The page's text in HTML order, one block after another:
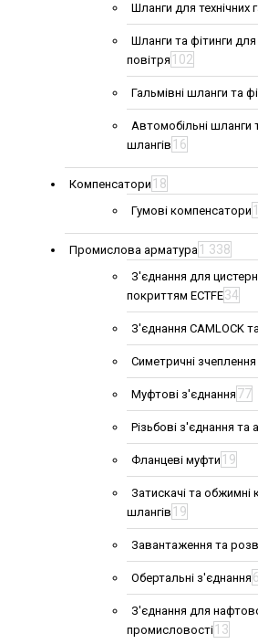
Шланги для технічних
Шланги та фітинги
повітря 102
Гальмівні шланги та
Автомобільні шланги
шлангів 16
Компенсатори 18
Гумові компенсатори
Промислова арматура 1 338
З'єднання для
покриттям ECTFE34
З'єднання CAMLOCK
Симетричні зчеплення
Муфтові з'єднання 77
Різьбові з'єднання та
Фланцеві муфти 19
Затискачі та обжимні
шлангів 19
Завантаження та
Обертальні з'єднання 6
З'єднання для
промисловості 13